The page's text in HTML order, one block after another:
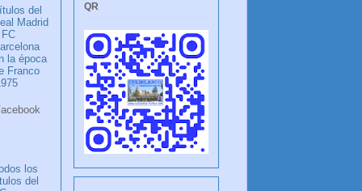
del
Madrid
la época
Franco
los
del
QR